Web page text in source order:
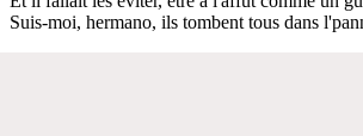
Suis-moi, hermano, ils tombent tous dans